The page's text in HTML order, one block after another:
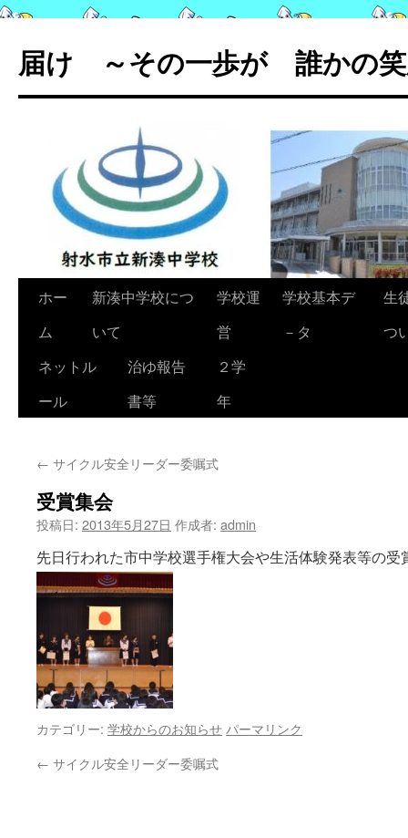
テ
ン
届け ～その一歩が 誰かの笑
ホー
ム
新湊中学校につ
いて
学校運
営
学校基本デ
－タ
生
つ
ネットル
ール
治ゆ報告
書等
２学
年
← サイクル安全リーダー委嘱式
受賞集会
投稿日: 2013年5月27日 作成者: admin
先日行われた市中学校選手権大会や生活体験発表等の受
カテゴリー: 学校からのお知らせ パーマリンク
← サイクル安全リーダー委嘱式